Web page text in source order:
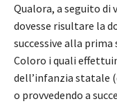
Qualora, a seguito di
dovesse risultare la
successive alla
Coloro i quali
dell’infanzia statale
o provvedendo a